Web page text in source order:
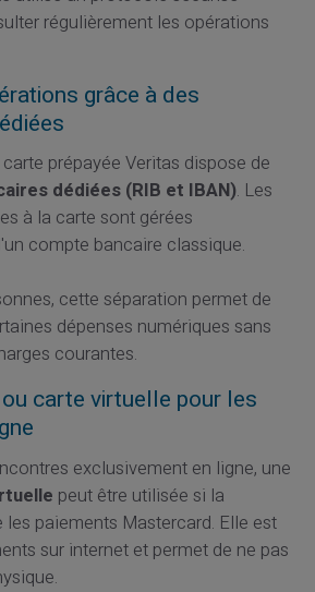
régulièrement les opérations
grâce à des
prépayée Veritas dispose de
dédiées (RIB et IBAN). Les
à la carte sont gérées
compte bancaire classique.
cette séparation permet de
dépenses numériques sans
courantes.
carte virtuelle pour les
exclusivement en ligne, une
peut être utilisée si la
paiements Mastercard. Elle est
sur internet et permet de ne pas